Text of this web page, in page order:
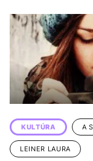
ÉLETMÓD
VIDEÓ
GASZTRO
KULTÚRA A
LEINER LAURA